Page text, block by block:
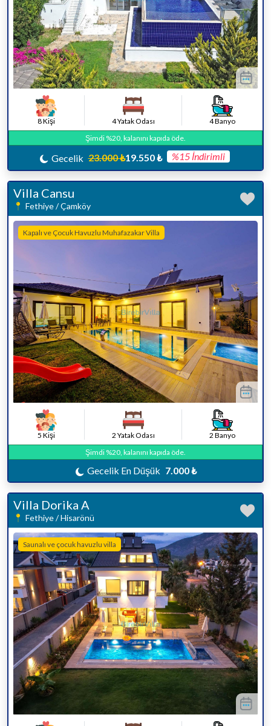
8 Kişi 4 Yatak Odası
4 Banyo
Şimdi %20, kalanını kapıda öde.
Gecelik 23.000 ₺19.550 ₺ %15 İndirimli
Villa Cansu
Fethiye / Çamköy
Kapalı ve Çocuk Havuzlu Muhafazakar Villa
5 Kişi 2 Yatak Odası
2 Banyo
Şimdi %20, kalanını kapıda öde.
Gecelik En Düşük 7.000 ₺
Villa Dorika A
Fethiye / Hisarönü
Saunalı ve çocuk havuzlu villa